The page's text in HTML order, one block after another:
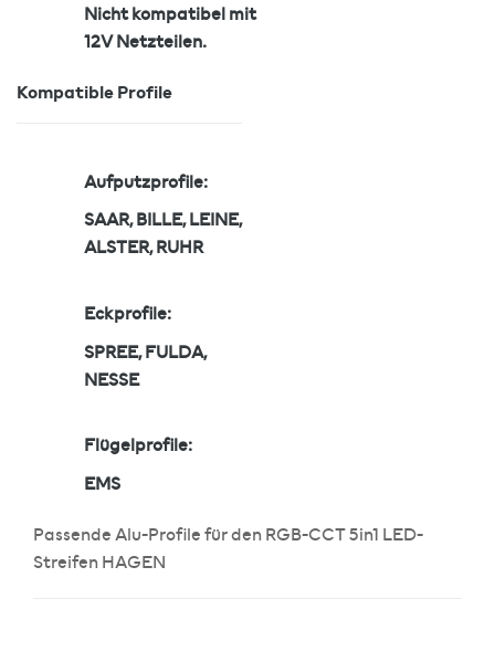
Nicht kompatibel mit
12V Netzteilen.
Kompatible Profile
Aufputzprofile:
SAAR, BILLE, LEINE,
ALSTER, RUHR
Eckprofile:
SPREE, FULDA,
NESSE
Flügelprofile:
EMS
Passende Alu-Profile für den RGB-CCT 5in1 LED-
Streifen HAGEN